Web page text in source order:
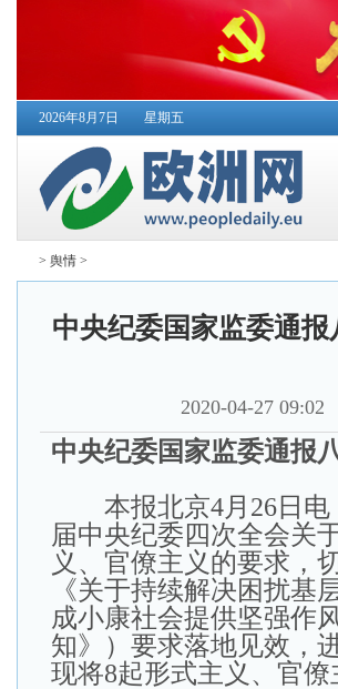
2026年8月7日 星期五
> 舆情 >
中央纪委国家监委通
2020-04-27 09:02
中央纪委国家监委通报
本报北京4月26日电
届中央纪委四次全会关
义、官僚主义的要求，
《关于持续解决困扰基
成小康社会提供坚强作
知》）要求落地见效，
现将8起形式主义、官